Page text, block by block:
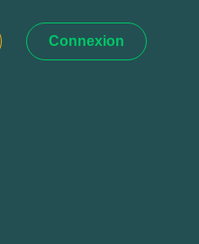
Connexion